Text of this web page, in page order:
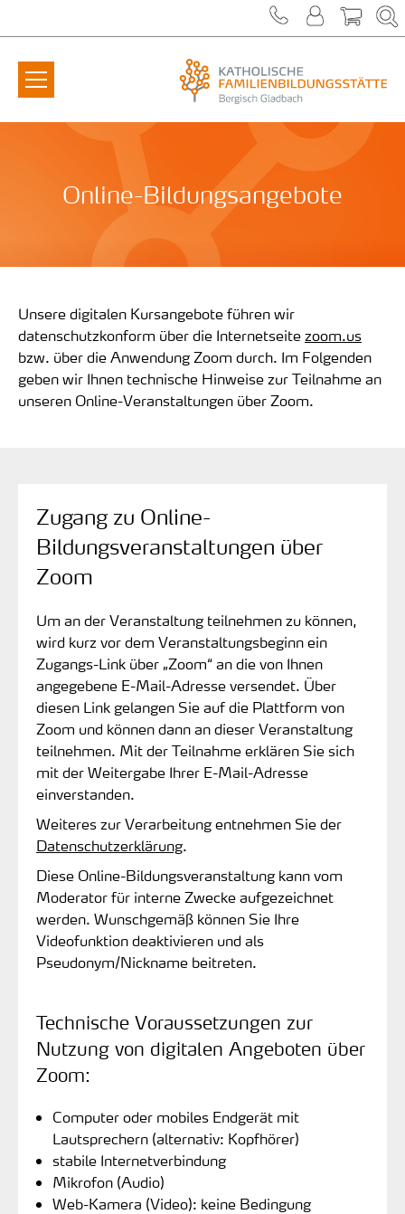
Online-Bildungsangebote
Unsere digitalen Kursangebote führen wir
datenschutzkonform über die Internetseitezoom.us
bzw. über die Anwendung Zoom durch. Im Folgenden
geben wir Ihnen technische Hinweise zur Teilnahme an
unseren Online-Veranstaltungen über Zoom.
Zugang zu Online-
Bildungsveranstaltungen über
Zoom
Um an der Veranstaltung teilnehmen zu können,
wird kurz vor dem Veranstaltungsbeginn ein
Zugangs-Link über „Zoom“ an die von Ihnen
angegebene E-Mail-Adresse versendet. Über
diesen Link gelangen Sie auf die Plattform von
Zoom und können dann an dieser Veranstaltung
teilnehmen. Mit der Teilnahme erklären Sie sich
mit der Weitergabe Ihrer E-Mail-Adresse
einverstanden.
Weiteres zur Verarbeitung entnehmen Sie der
Datenschutzerklärung.
Diese Online-Bildungsveranstaltung kann vom
Moderator für interne Zwecke aufgezeichnet
werden. Wunschgemäß können Sie Ihre
Videofunktion deaktivieren und als
Pseudonym/Nickname beitreten.
Technische Voraussetzungen zur
Nutzung von digitalen Angeboten über
Zoom:
Computer oder mobiles Endgerät mit
Lautsprechern (alternativ: Kopfhörer)
stabile Internetverbindung
Mikrofon (Audio)
Web-Kamera (Video): keine Bedingung